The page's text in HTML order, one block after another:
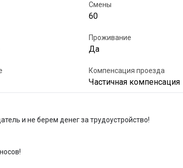
Смены
60
Проживание
Да
Компенсация проезда
Частичная компенсация
и не берем денег за трудоустройство!